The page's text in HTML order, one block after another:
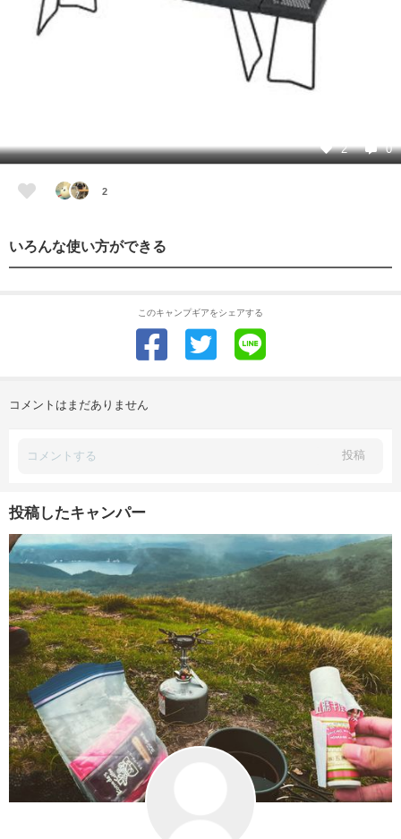
2 0
2
いろんな使い方ができる
このキャンプギアをシェアする
コメントはまだありません
投稿
投稿したキャンパー